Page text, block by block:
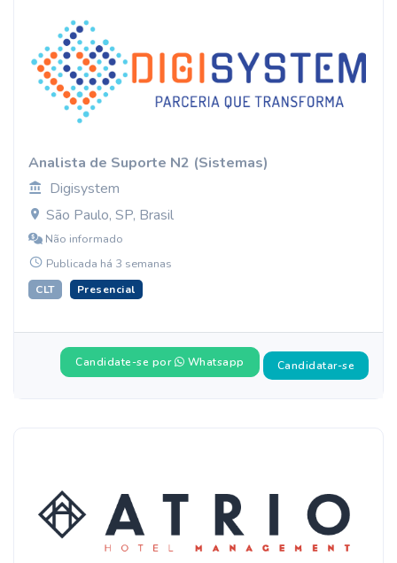
Analista de Suporte N2 (Sistemas)
Digisystem
São Paulo, SP, Brasil
Não informado
Publicada há 3 semanas
CLT Presencial
Candidate-se por Whatsapp Candidatar-se